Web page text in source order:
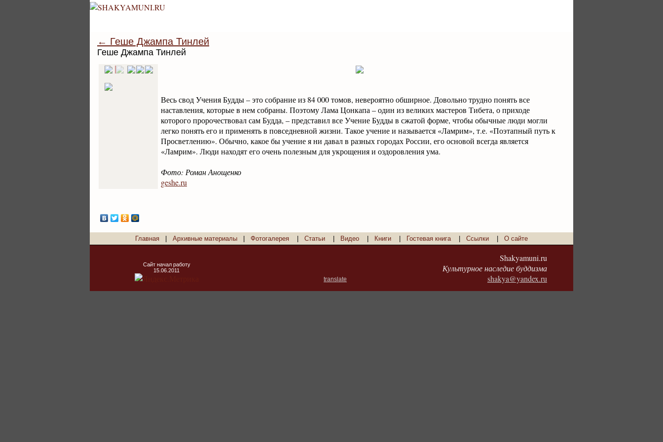
← Геше Джампа Тинлей
Геше Джампа Тинлей
Весь свод Учения Будды – это собрание из 84 000 томов, невероятно обширное. Довольно трудно понять все
наставления, которые в нем собраны. Поэтому Лама Цонкапа – один из великих мастеров Тибета, о приходе
которого пророчествовал сам Будда, – представил все Учение Будды в сжатой форме, чтобы обычные люди могли
легко понять его и применять в повседневной жизни. Такое учение и называется «Ламрим», т.е. «Поэтапный путь к
Просветлению». Обычно, какое бы учение я ни давал в разных городах России, его основой всегда является
«Ламрим». Люди находят его очень полезным для укрощения и оздоровления ума.
Фото: Роман Анощенко
geshe.ru
Главная Архивные материалы Фотогалерея Статьи Видео Книги Гостевая книга| Ссылки О сайте
Сайт начал работу
15.06.2011
translate
Shakyamuni.ru
Культурное наследие буддизма
shakya@yandex.ru